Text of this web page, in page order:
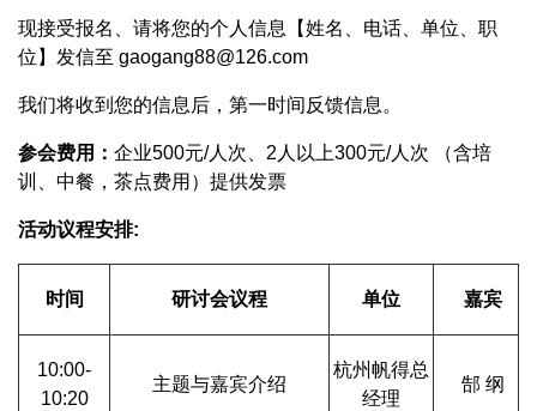
现接受报名、请将您的个人信息【姓名、电话、单位、职
位】发信至 gaogang88@126.com
我们将收到您的信息后，第一时间反馈信息。
参会费用： 企业500元/人次、2人以上300元/人次 （含培
训、中餐，茶点费用）提供发票
活动议程安排:
时间 研讨会议程 单位 嘉宾
10:00-
10:20
主题与嘉宾介绍
杭州帆得总
经理
郜 纲